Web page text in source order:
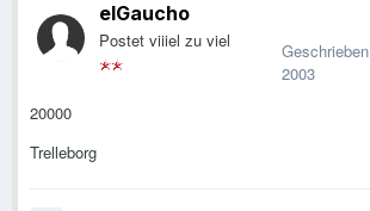
elGaucho
Postet viiiel zu viel Geschrieben
2003
20000
Trelleborg